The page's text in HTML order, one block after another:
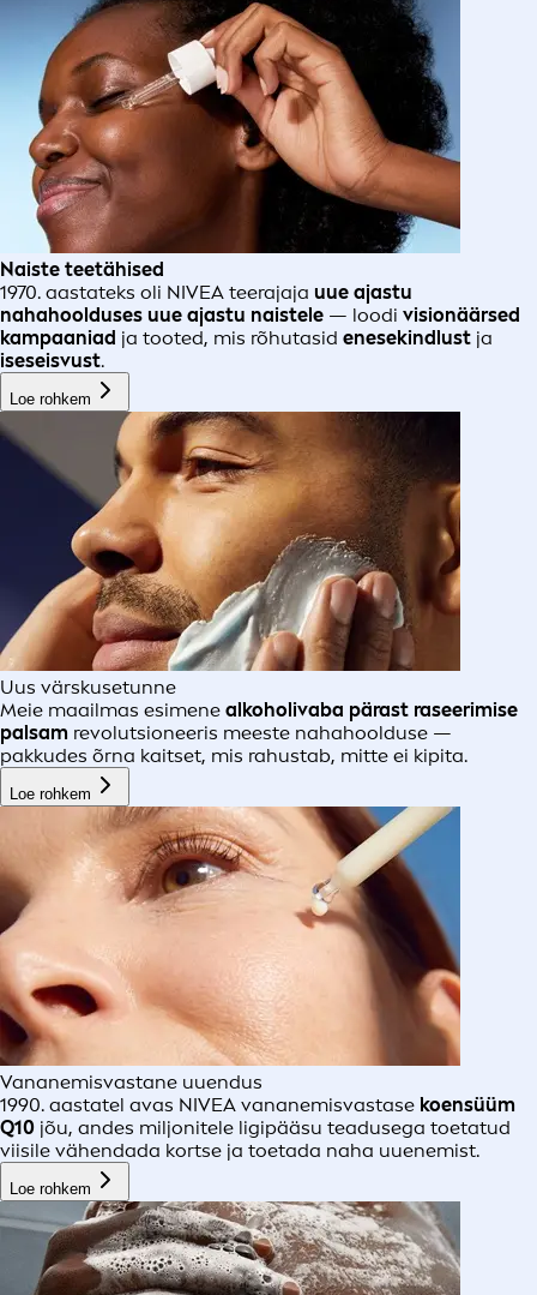
Naiste teetähised
1970. aastateks oli NIVEA teerajaja uue ajastu
nahahoolduses uue ajastu naistele — loodi visionäärsed
kampaaniad ja tooted, mis rõhutasid enesekindlust ja
iseseisvust.
Loe rohkem
Uus värskusetunne
Meie maailmas esimene alkoholivaba pärast raseerimise
palsam revolutsioneeris meeste nahahoolduse —
pakkudes õrna kaitset, mis rahustab, mitte ei kipita.
Loe rohkem
Vananemisvastane uuendus
1990. aastatel avas NIVEA vananemisvastase koensüüm
Q10 jõu, andes miljonitele ligipääsu teadusega toetatud
viisile vähendada kortse ja toetada naha uuenemist.
Loe rohkem